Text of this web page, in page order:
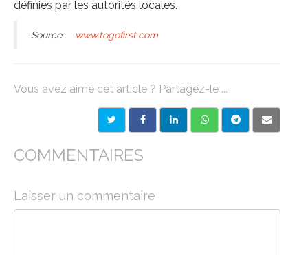
définies par les autorités locales.
Source: www.togofirst.com
Vous avez aimé cet article ? Partagez-le ...
COMMENTAIRES
Laisser un commentaire